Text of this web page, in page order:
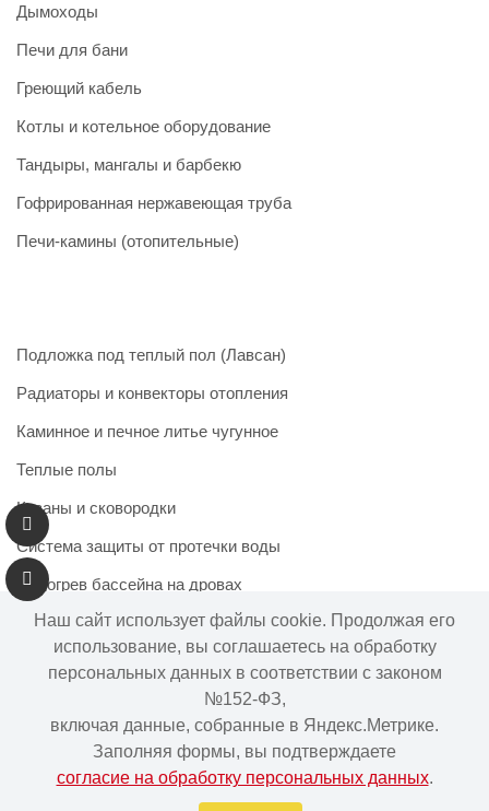
Дымоходы
Печи для бани
Греющий кабель
Котлы и котельное оборудование
Тандыры, мангалы и барбекю
Гофрированная нержавеющая труба
Печи-камины (отопительные)
Подложка под теплый пол (Лавсан)
Радиаторы и конвекторы отопления
Каминное и печное литье чугунное
Теплые полы
Казаны и сковородки
Система защиты от протечки воды
Подогрев бассейна на дровах
Информация на сайте не является публичной офертой.
Наличие и цены товара могут меняться, просьба
уточнять у менеджера при подтверждении заказа.
Наш сайт использует файлы cookie. Продолжая его
использование, вы соглашаетесь на обработку
персональных данных в соответствии с законом
№152-ФЗ,
включая данные, собранные в Яндекс.Метрике.
Заполняя формы, вы подтверждаете
согласие на обработку персональных данных.